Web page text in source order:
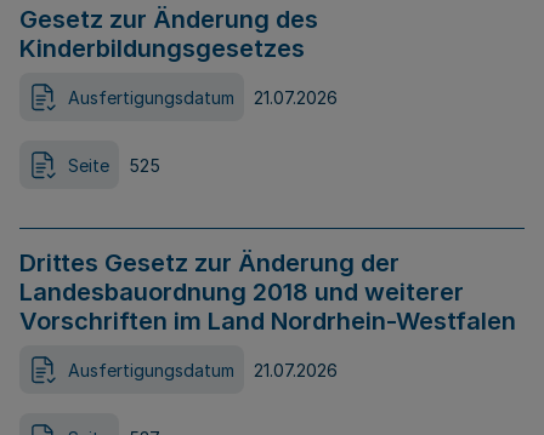
Gesetz zur Änderung des
Kinderbildungsgesetzes
Ausfertigungsdatum 21.07.2026
Seite 525
Drittes Gesetz zur Änderung der
Landesbauordnung 2018 und weiterer
Vorschriften im Land Nordrhein-Westfalen
Ausfertigungsdatum 21.07.2026